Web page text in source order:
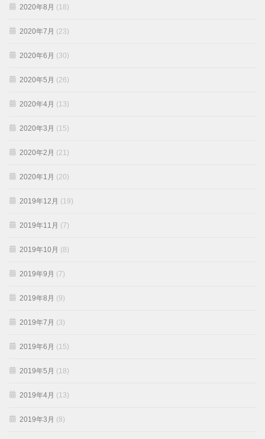
2020年8月 (18)
2020年7月 (23)
2020年6月 (30)
2020年5月 (26)
2020年4月 (13)
2020年3月 (15)
2020年2月 (21)
2020年1月 (20)
2019年12月 (19)
2019年11月 (7)
2019年10月 (8)
2019年9月 (7)
2019年8月 (9)
2019年7月 (3)
2019年6月 (15)
2019年5月 (18)
2019年4月 (13)
2019年3月 (8)